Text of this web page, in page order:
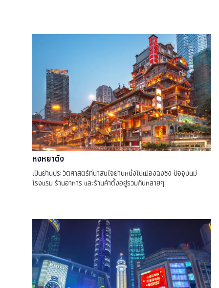
หงหยาต้ง
เป็นย่านประวัติศาสตร์ที่น่าสนใจย่านหนึ่งในเมืองฉงชิ่ง ปัจจุบันมี
โรงแรม ร้านอาหาร และร้านค้าตั้งอยู่รวมกันหลายๆ